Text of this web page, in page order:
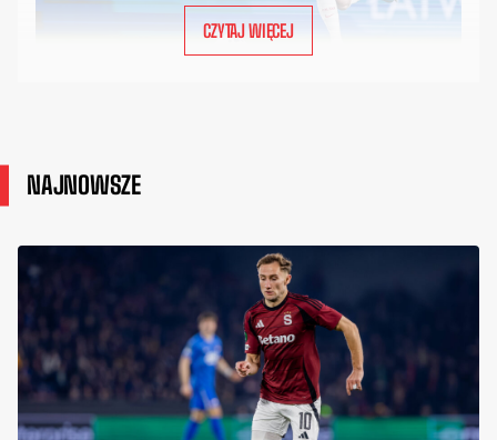
CZYTAJ WIĘCEJ
NAJNOWSZE